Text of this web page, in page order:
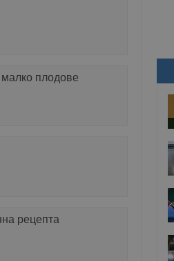
плодове
рецепта